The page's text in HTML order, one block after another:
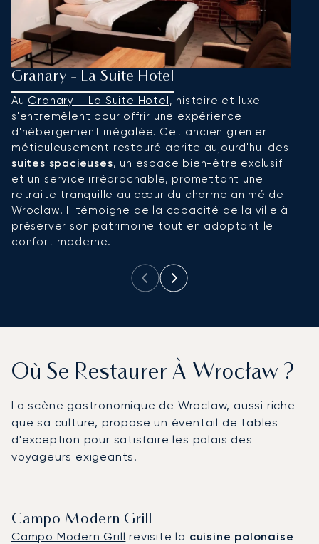
Granary - La Suite Hotel
Au Granary – La Suite Hotel, histoire et luxe
s'entremêlent pour offrir une expérience
d'hébergement inégalée. Cet ancien grenier
méticuleusement restauré abrite aujourd'hui des
suites spacieuses, un espace bien-être exclusif
et un service irréprochable, promettant une
retraite tranquille au cœur du charme animé de
Wroclaw. Il témoigne de la capacité de la ville à
préserver son patrimoine tout en adoptant le
confort moderne.
Où Se Restaurer À Wrocław ?
La scène gastronomique de Wroclaw, aussi riche
que sa culture, propose un éventail de tables
d'exception pour satisfaire les palais des
voyageurs exigeants.
Campo Modern Grill
Campo Modern Grill revisite la cuisine polonaise